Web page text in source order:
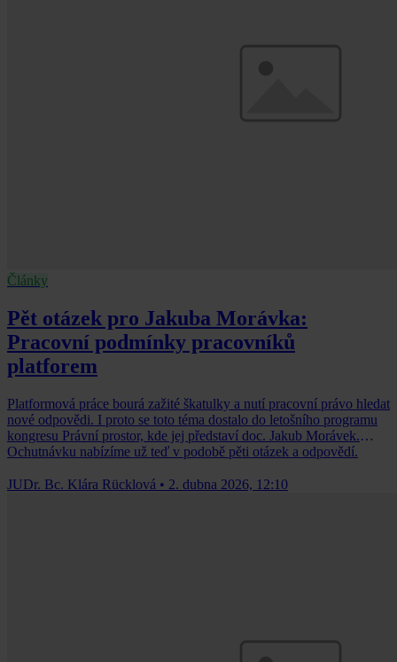
Články
Pět otázek pro Jakuba Morávka:
Pracovní podmínky pracovníků
platforem
Platformová práce bourá zažité škatulky a nutí pracovní právo hledat
nové odpovědi. I proto se toto téma dostalo do letošního programu
kongresu Právní prostor, kde jej představí doc. Jakub Morávek.
Ochutnávku nabízíme už teď v podobě pěti otázek a odpovědí.
JUDr. Bc. Klára Rücklová • 2. dubna 2026, 12:10